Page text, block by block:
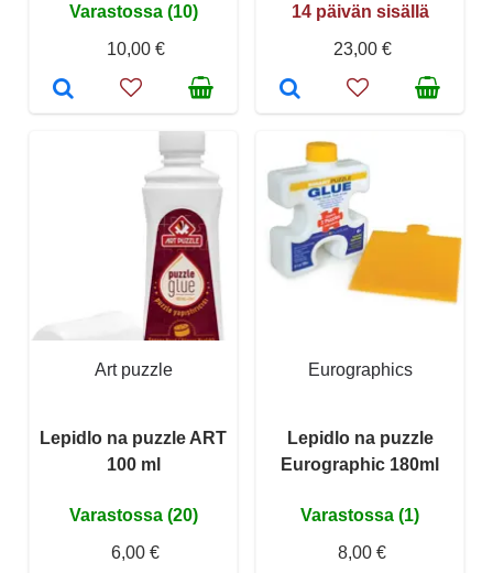
Varastossa (10)
10,00 €
14 päivän sisällä
23,00 €
Art puzzle
Lepidlo na puzzle ART
100 ml
Varastossa (20)
6,00 €
Eurographics
Lepidlo na puzzle
Eurographic 180ml
Varastossa (1)
8,00 €